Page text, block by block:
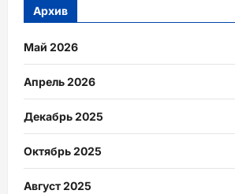
Архив
Май 2026
Апрель 2026
Декабрь 2025
Октябрь 2025
Август 2025